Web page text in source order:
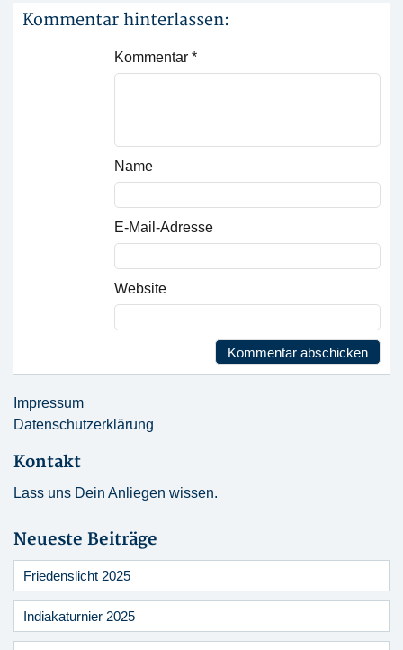
Kommentar hinterlassen:
Kommentar *
Name
E-Mail-Adresse
Website
Impressum
Datenschutzerklärung
Kontakt
Lass uns Dein Anliegen wissen.
Neueste Beiträge
Friedenslicht 2025
Indiakaturnier 2025